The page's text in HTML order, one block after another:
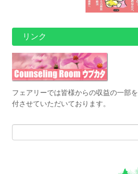
リンク
フェアリーでは皆様からの収益の一部を
付させていただいております。
索: